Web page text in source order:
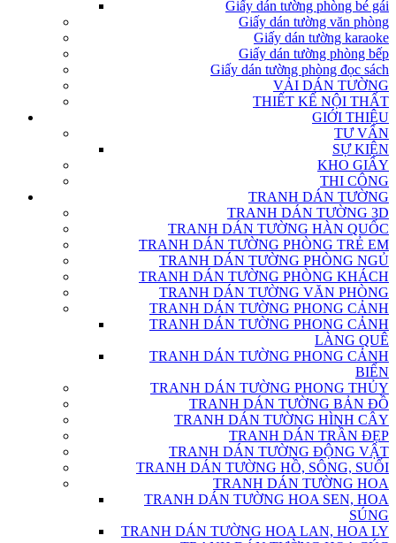
Giấy dán tường phòng bé gái
Giấy dán tường văn phòng
Giấy dán tường karaoke
Giấy dán tường phòng bếp
Giấy dán tường phòng đọc sách
VẢI DÁN TƯỜNG
THIẾT KẾ NỘI THẤT
GIỚI THIỆU
TƯ VẤN
SỰ KIỆN
KHO GIẤY
THI CÔNG
TRANH DÁN TƯỜNG
TRANH DÁN TƯỜNG 3D
TRANH DÁN TƯỜNG HÀN QUỐC
TRANH DÁN TƯỜNG PHÒNG TRẺ EM
TRANH DÁN TƯỜNG PHÒNG NGỦ
TRANH DÁN TƯỜNG PHÒNG KHÁCH
TRANH DÁN TƯỜNG VĂN PHÒNG
TRANH DÁN TƯỜNG PHONG CẢNH
TRANH DÁN TƯỜNG PHONG CẢNH
LÀNG QUÊ
TRANH DÁN TƯỜNG PHONG CẢNH
BIỂN
TRANH DÁN TƯỜNG PHONG THỦY
TRANH DÁN TƯỜNG BẢN ĐỒ
TRANH DÁN TƯỜNG HÌNH CÂY
TRANH DÁN TRẦN ĐẸP
TRANH DÁN TƯỜNG ĐỘNG VẬT
TRANH DÁN TƯỜNG HỒ, SÔNG, SUỐI
TRANH DÁN TƯỜNG HOA
TRANH DÁN TƯỜNG HOA SEN, HOA
SÚNG
TRANH DÁN TƯỜNG HOA LAN, HOA LY